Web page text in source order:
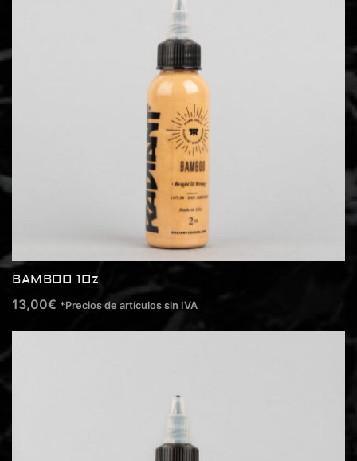
BAMBOO 1Oz
13,00€ *Precios de artículos sin IVA